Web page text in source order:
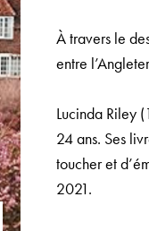
À travers le
entre
Lucinda Riley
24 ans. Ses
toucher et
2021.